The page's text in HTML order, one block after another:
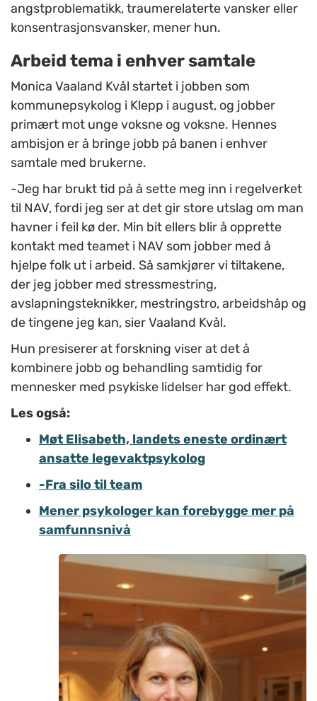
angstproblematikk, traumerelaterte vansker eller
konsentrasjonsvansker, mener hun.
Arbeid tema i enhver samtale
Monica Vaaland Kvål startet i jobben som
kommunepsykolog i Klepp i august, og jobber
primært mot unge voksne og voksne. Hennes
ambisjon er å bringe jobb på banen i enhver
samtale med brukerne.
-Jeg har brukt tid på å sette meg inn i regelverket
til NAV, fordi jeg ser at det gir store utslag om man
havner i feil kø der. Min bit ellers blir å opprette
kontakt med teamet i NAV som jobber med å
hjelpe folk ut i arbeid. Så samkjører vi tiltakene,
der jeg jobber med stressmestring,
avslapningsteknikker, mestringstro, arbeidshåp og
de tingene jeg kan, sier Vaaland Kvål.
Hun presiserer at forskning viser at det å
kombinere jobb og behandling samtidig for
mennesker med psykiske lidelser har god effekt.
Les også:
Møt Elisabeth, landets eneste ordinært
ansatte legevaktpsykolog
-Fra silo til team
Mener psykologer kan forebygge mer på
samfunnsnivå